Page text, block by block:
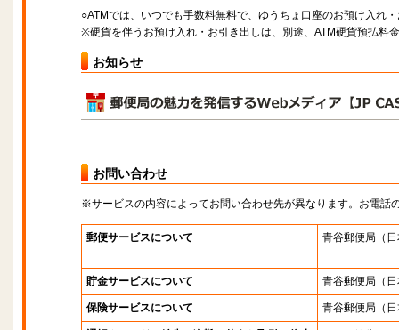
○ATMでは、いつでも手数料無料で、ゆうちょ口座のお預け入れ
※硬貨を伴うお預け入れ・お引き出しは、別途、ATM硬貨預払料
お知らせ
お問い合わせ
※サービスの内容によってお問い合わせ先が異なります。お電話
郵便サービスについて 青谷郵便局 （
貯金サービスについて 青谷郵便局 （
保険サービスについて 青谷郵便局 （